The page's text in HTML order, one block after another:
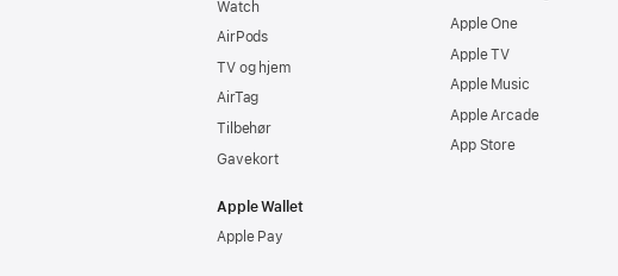
Watch
AirPods
TV og hjem
AirTag
Tilbehør
Gavekort
Apple Wallet
Apple Pay
Apple One
Apple TV
Apple Music
Apple Arcade
App Store